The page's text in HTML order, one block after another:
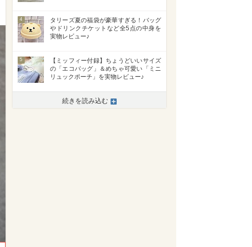
4
タリーズ夏の福袋が豪華すぎる！バッグ
やドリンクチケットなど全5点の中身を
実物レビュー♪
5
【ミッフィー付録】ちょうどいいサイズ
の「エコバッグ」＆めちゃ可愛い「ミニ
リュックポーチ」を実物レビュー♪
続きを読み込む